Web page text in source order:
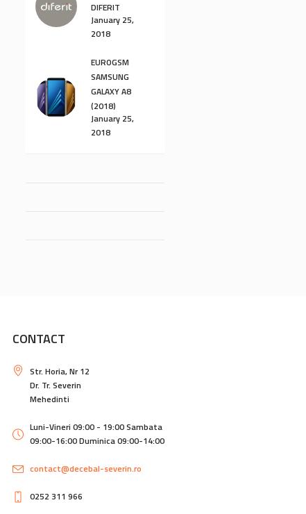
DIFERIT
January 25,
2018
EUROGSM
SAMSUNG
GALAXY A8
(2018)
January 25,
2018
CONTACT
Str. Horia, Nr 12
Dr. Tr. Severin
Mehedinti
Luni-Vineri 09:00 - 19:00 Sambata
09:00-16:00 Duminica 09:00-14:00
contact@decebal-severin.ro
0252 311 966